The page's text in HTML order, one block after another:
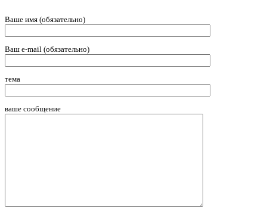
Ваше имя (обязательно)
Ваш e-mail (обязательно)
тема
ваше сообщение